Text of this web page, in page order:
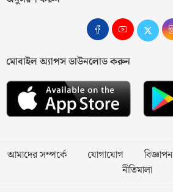
মোবাইল অ্যাপস ডাউনলোড করুন
আমাদের সম্পর্কে যোগাযোগ বিজ্ঞাপন
নীতিমালা